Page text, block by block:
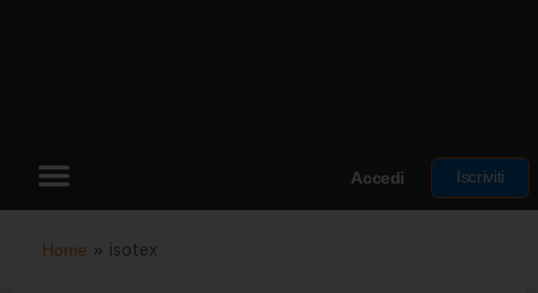
Accedi Iscriviti
Home » isotex